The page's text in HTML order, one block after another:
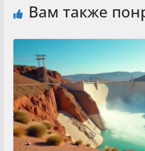
Вам также